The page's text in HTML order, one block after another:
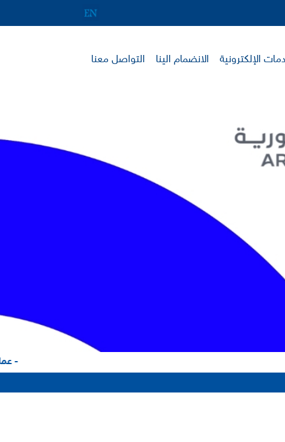
الإلكترونية الانضمام الينا التواصل معنا
-